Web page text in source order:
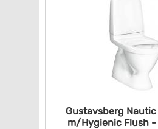
Gustavsberg
m/Hygienic Flush -